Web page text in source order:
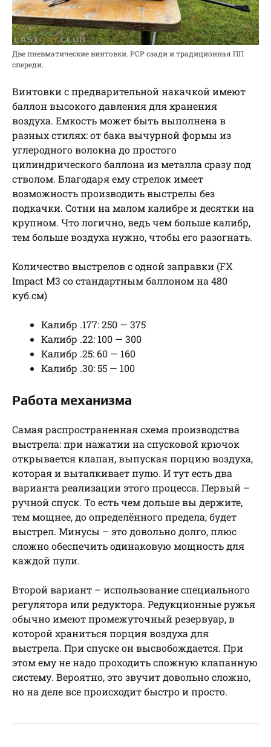
Две пневматические винтовки. РСР сзади и традиционная ПП
спереди.
Винтовки с предварительной накачкой имеют
баллон высокого давления для хранения
воздуха. Емкость может быть выполнена в
разных стилях: от бака вычурной формы из
углеродного волокна до простого
цилиндрического баллона из металла сразу под
стволом. Благодаря ему стрелок имеет
возможность производить выстрелы без
подкачки. Сотни на малом калибре и десятки на
крупном. Что логично, ведь чем больше калибр,
тем больше воздуха нужно, чтобы его разогнать.
Количество выстрелов с одной заправки (FX
Impact M3 со стандартным баллоном на 480
куб.см)
Калибр .177: 250 — 375
Калибр .22: 100 — 300
Калибр .25: 60 — 160
Калибр .30: 55 — 100
Работа механизма
Самая распространенная схема производства
выстрела: при нажатии на спусковой крючок
открывается клапан, выпуская порцию воздуха,
которая и выталкивает пулю. И тут есть два
варианта реализации этого процесса. Первый –
ручной спуск. То есть чем дольше вы держите,
тем мощнее, до определённого предела, будет
выстрел. Минусы – это довольно долго, плюс
сложно обеспечить одинаковую мощность для
каждой пули.
Второй вариант – использование специального
регулятора или редуктора. Редукционные ружья
обычно имеют промежуточный резервуар, в
которой храниться порция воздуха для
выстрела. При спуске он высвобождается. При
этом ему не надо проходить сложную клапанную
систему. Вероятно, это звучит довольно сложно,
но на деле все происходит быстро и просто.